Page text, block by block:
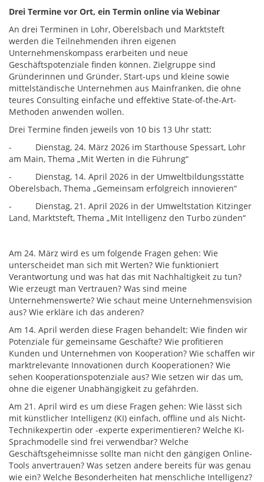
Drei Termine vor Ort, ein Termin online via Webinar
An drei Terminen in Lohr, Oberelsbach und Marktsteft
werden die Teilnehmenden ihren eigenen
Unternehmenskompass erarbeiten und neue
Geschäftspotenziale finden können. Zielgruppe sind
Gründerinnen und Gründer, Start-ups und kleine sowie
mittelständische Unternehmen aus Mainfranken, die ohne
teures Consulting einfache und effektive State-of-the-Art-
Methoden anwenden wollen.
Drei Termine finden jeweils von 10 bis 13 Uhr statt:
- Dienstag, 24. März 2026 im Starthouse Spessart, Lohr
am Main, Thema „Mit Werten in die Führung“
- Dienstag, 14. April 2026 in der Umweltbildungsstätte
Oberelsbach, Thema „Gemeinsam erfolgreich innovieren“
- Dienstag, 21. April 2026 in der Umweltstation Kitzinger
Land, Marktsteft, Thema „Mit Intelligenz den Turbo zünden“
Am 24. März wird es um folgende Fragen gehen: Wie
unterscheidet man sich mit Werten? Wie funktioniert
Verantwortung und was hat das mit Nachhaltigkeit zu tun?
Wie erzeugt man Vertrauen? Was sind meine
Unternehmenswerte? Wie schaut meine Unternehmensvision
aus? Wie erkläre ich das anderen?
Am 14. April werden diese Fragen behandelt: Wie finden wir
Potenziale für gemeinsame Geschäfte? Wie profitieren
Kunden und Unternehmen von Kooperation? Wie schaffen wir
marktrelevante Innovationen durch Kooperationen? Wie
sehen Kooperationspotenziale aus? Wie setzen wir das um,
ohne die eigener Unabhängigkeit zu gefährden.
Am 21. April wird es um diese Fragen gehen: Wie lässt sich
mit künstlicher Intelligenz (KI) einfach, offline und als Nicht-
Technikexpertin oder -experte experimentieren? Welche KI-
Sprachmodelle sind frei verwendbar? Welche
Geschäftsgeheimnisse sollte man nicht den gängigen Online-
Tools anvertrauen? Was setzen andere bereits für was genau
wie ein? Welche Besonderheiten hat menschliche Intelligenz?